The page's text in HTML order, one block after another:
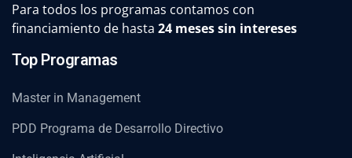
Para todos los programas contamos con
financiamiento de hasta 24 meses sin intereses
Top Programas
Master in Management
PDD Programa de Desarrollo Directivo